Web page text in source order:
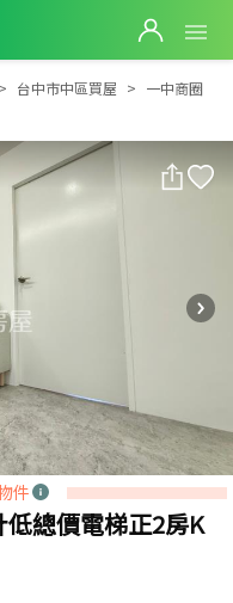
新設計低總價電梯正2房K
台中市中區買屋
一中商圈
件
總價電梯正2房K